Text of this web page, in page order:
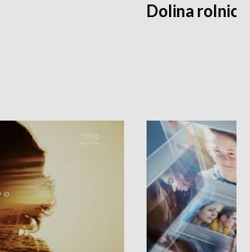
Dolina